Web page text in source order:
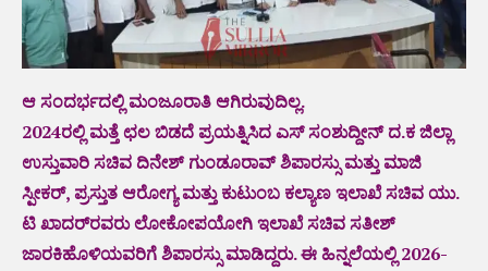
ಆ ಸಂದರ್ಭದಲ್ಲಿ ಮಂಜೂರಾತಿ ಆಗಿರುವುದಿಲ್ಲ.
2024ರಲ್ಲಿ ಮತ್ತೆ ಛಲ ಬಿಡದೆ ಪ್ರಯತ್ನಿಸಿದ ಎಸ್ ಸಂಶುದ್ದೀನ್‌ ದ.ಕ ಜಿಲ್ಲಾ
ಉಸ್ತುವಾರಿ ಸಚಿವ ದಿನೇಶ್ ಗುಂಡೂರಾವ್‌ ಶಿಪಾರಸ್ಸು ಮತ್ತು ಮಾಜಿ
ಸ್ಪೀಕರ್, ಪ್ರಸ್ತುತ ಆರೋಗ್ಯ ಮತ್ತು ಕುಟುಂಬ ಕಲ್ಯಾಣ ಇಲಾಖೆ ಸಚಿವ ಯು.
ಟಿ ಖಾದರ್‌ರವರು ಲೋಕೋಪಯೋಗಿ ಇಲಾಖೆ ಸಚಿವ ಸತೀಶ್
ಜಾರಕಿಹೊಳಿಯವರಿಗೆ ಶಿಪಾರಸ್ಸು ಮಾಡಿದ್ದರು. ಈ ಹಿನ್ನಲೆಯಲ್ಲಿ 2026-